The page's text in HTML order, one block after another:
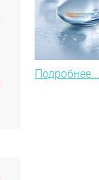
Подробнее...